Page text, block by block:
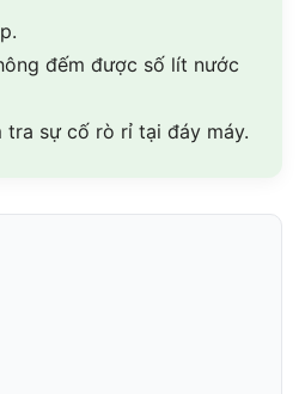
đếm được số lít nước
sự cố rò rỉ tại đáy máy.